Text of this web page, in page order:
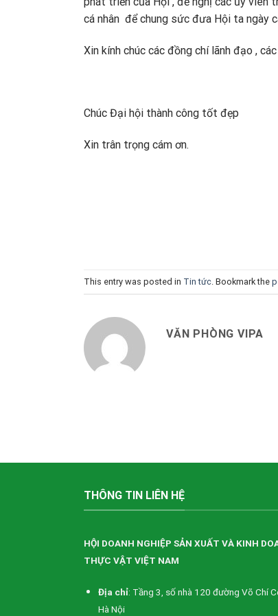
cá nhân để chung sức đưa Hội ta ngày
Xin kính chúc các đồng chí lãnh đạo ,
Chúc Đại hội thành công tốt đẹp
Xin trân trọng cám ơn.
This entry was posted in Tin tức . Bookmark the
VĂN PHÒNG VIPA
THÔNG TIN LIÊN HỆ
HỘI DOANH NGHIỆP SẢN XUẤT VÀ KINH
THỰC VẬT VIỆT NAM
Địa chỉ: Tầng 3, số nhà 120 đường Võ Chí
Hà Nội